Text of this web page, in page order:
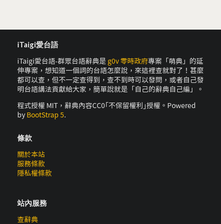
iTaigi愛台語
iTaigi愛台語-群眾台語辭典是 g0v 零時政府專案「萌典」的延
伸專案，想知道一個詞的台語怎麼說，來這裡查就對了！甚麼
都可以查，但不一定查得到，查不到時可以發問，或者自己發
明台語講法貢獻給大家，簡單說就是「自己的辭典自己編」。
程式授權 MIT，辭典內容CC0｢不保留權利｣授權。Powered
by BootStrap 5.
條款
關於本站
服務條款
隱私權條款
站內服務
查辭典